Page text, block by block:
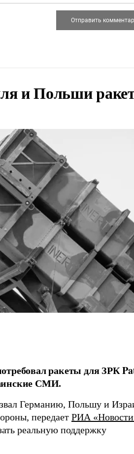
и Польши
ракеты для ЗРК
СМИ.
Германию, Польшу и
передает РИА
реальную поддержку